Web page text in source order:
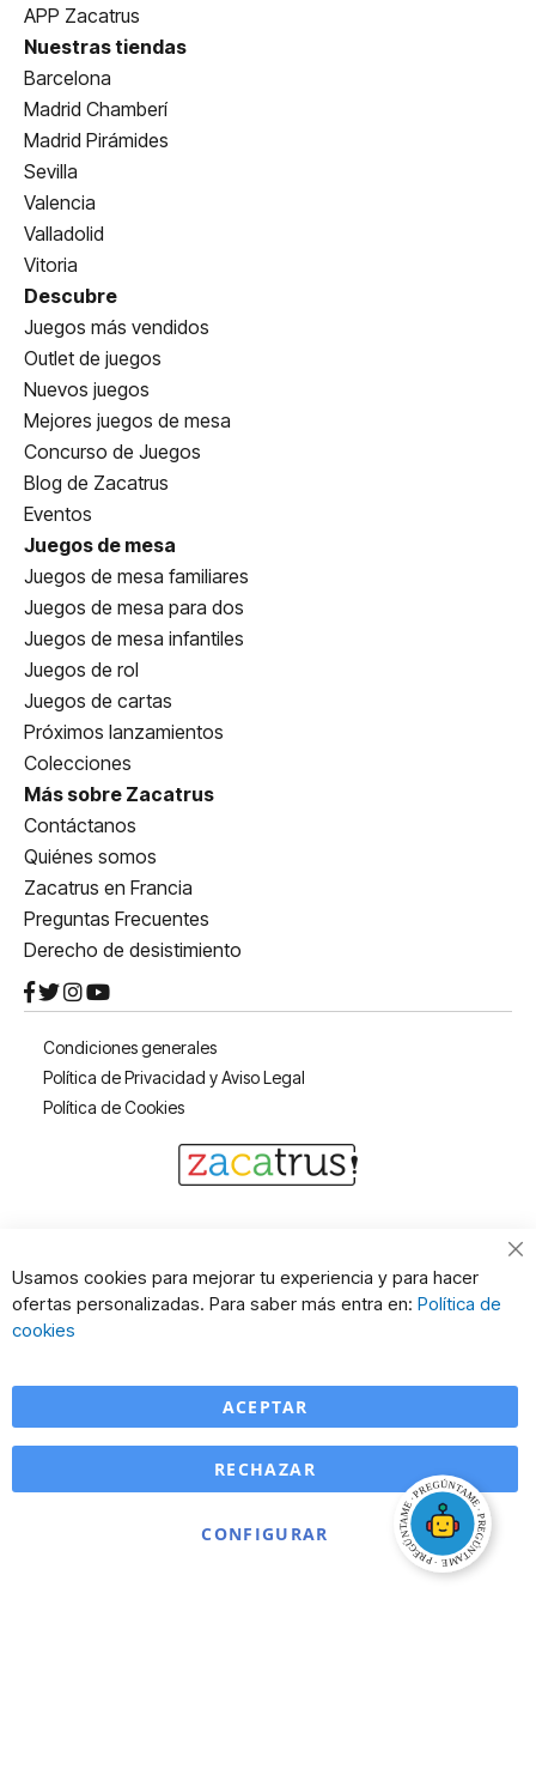
APP Zacatrus
Nuestras tiendas
Barcelona
Madrid Chamberí
Madrid Pirámides
Sevilla
Valencia
Valladolid
Vitoria
Descubre
Juegos más vendidos
Outlet de juegos
Nuevos juegos
Mejores juegos de mesa
Concurso de Juegos
Blog de Zacatrus
Eventos
Juegos de mesa
Juegos de mesa familiares
Juegos de mesa para dos
Juegos de mesa infantiles
Juegos de rol
Juegos de cartas
Próximos lanzamientos
Colecciones
Más sobre Zacatrus
Contáctanos
Quiénes somos
Zacatrus en Francia
Preguntas Frecuentes
Derecho de desistimiento
Condiciones generales
Política de Privacidad y Aviso Legal
Política de Cookies
Usamos cookies para mejorar tu experiencia y para hacer
ofertas personalizadas. Para saber más entra en: Política de
cookies
ACEPTAR
CONFIGURAR
RECHAZAR